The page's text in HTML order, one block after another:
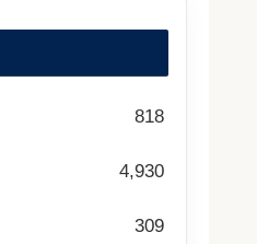
818
4,930
309